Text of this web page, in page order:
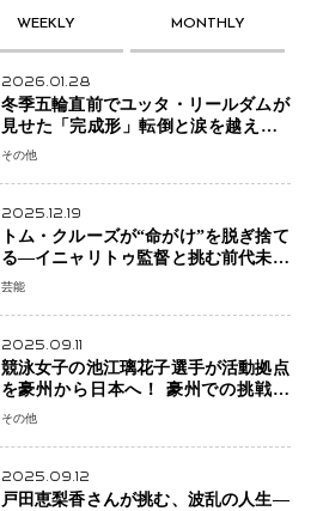
WEEKLY MONTHLY
2026.01.28
冬季五輪直前でユッタ・リールダムが
見せた「完成形」転倒と涙を越えて─
ミラノで金を狙うオランダ女王の現在
その他
2025.12.19
トム・クルーズが“命がけ”を脱ぎ捨て
る―イニャリトゥ監督と挑む前代未聞
の大惨事コメディ「DIGGER ディガ
芸能
2025.09.11
競泳女子の池江璃花子選手が活動拠点
を豪州から日本へ！ 豪州での挑戦を
糧に、28年ロサンゼルス五輪へ再始動
その他
2025.09.12
戸田恵梨香さんが挑む、波乱の人生―